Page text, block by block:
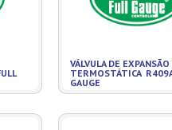
VÁLVULA DE EXPANSÃO
TERMOSTÁTICA
GAUGE